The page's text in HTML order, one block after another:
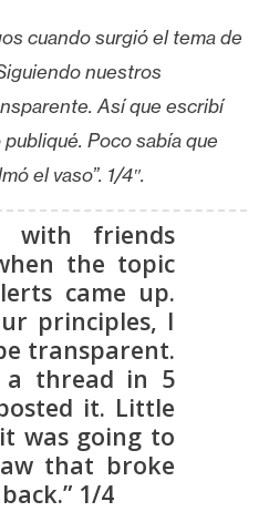
cuando surgió el tema de
nuestros
Así que escribí
Poco sabía que
el vaso”. 1/4″.
with friends
the topic
came up.
principles, I
transparent.
a thread in 5
it. Little
was going to
that broke
1/4